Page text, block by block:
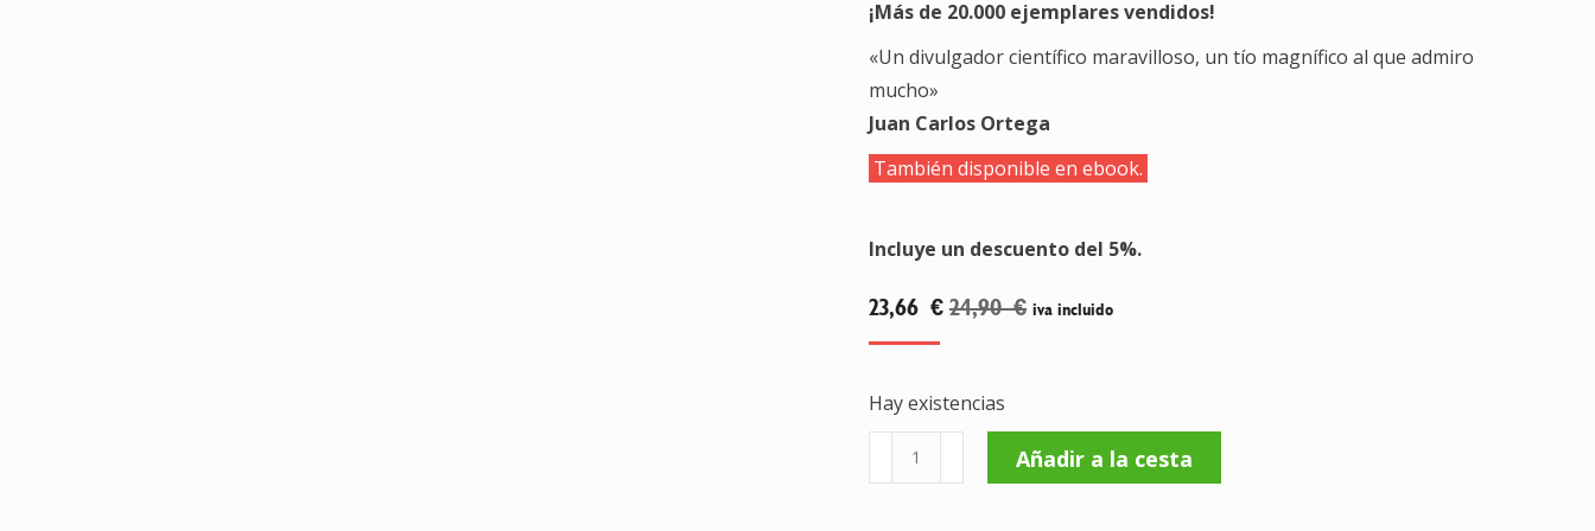
¡Más de 20.000 ejemplares vendidos!
«Un divulgador científico maravilloso, un tío magnífico al que admiro
mucho»
Juan Carlos Ortega
También disponible en ebook.
Incluye un descuento del 5%.
23,66 € 24,90€ iva incluido
Hay existencias
qué
Añadir a la cesta